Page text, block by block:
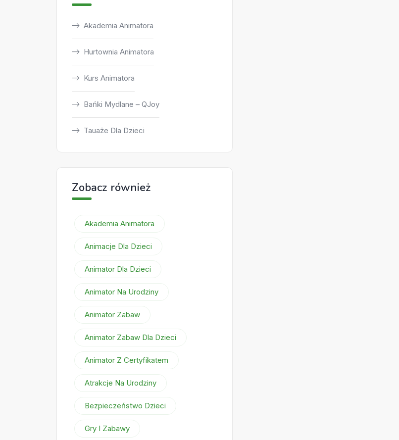
Akademia Animatora
Hurtownia Animatora
Kurs Animatora
Bańki Mydlane – QJoy
Tauaże Dla Dzieci
Zobacz również
Akademia Animatora
Animacje Dla Dzieci
Animator Dla Dzieci
Animator Na Urodziny
Animator Zabaw
Animator Zabaw Dla Dzieci
Animator Z Certyfikatem
Atrakcje Na Urodziny
Bezpieczeństwo Dzieci
Gry I Zabawy